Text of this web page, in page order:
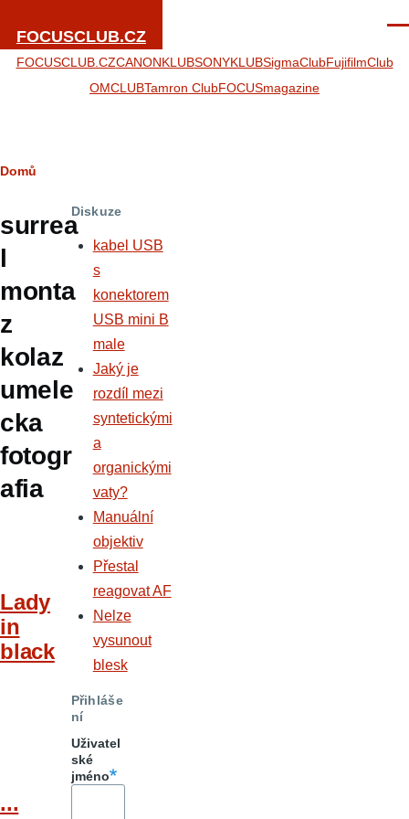
FOCUSCLUB.CZ
FOCUSCLUB.CZCANONKLUBSONYKLUBSigmaClubFujifilmClub
OMCLUBTamron ClubFOCUSmagazine
Drobečková
navigace
Domů
surrea
l
monta
z
kolaz
umele
cka
fotogr
afia
Lady
in
black
...
Diskuze
kabel USB
s
konektorem
USB mini B
male
Jaký je
rozdíl mezi
syntetickými
a
organickými
vaty?
Manuální
objektiv
Přestal
reagovat AF
Nelze
vysunout
blesk
Přihláše
ní
Uživatel
ské
jméno